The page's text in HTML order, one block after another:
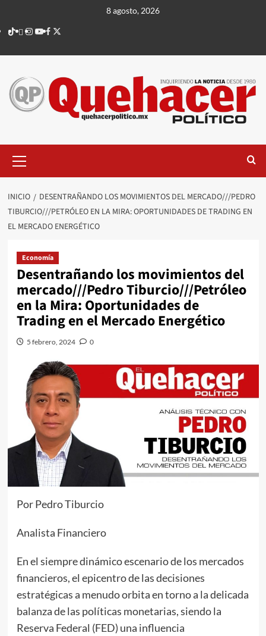
contenido
8 agosto, 2026
TikTok
threads
Instagram
Youtube
Facebook
X
principal
INICIO
DESENTRAÑANDO LOS MOVIMIENTOS DEL MERCADO///PEDRO
TIBURCIO///PETRÓLEO EN LA MIRA: OPORTUNIDADES DE TRADING EN
EL MERCADO ENERGÉTICO
Economía
Desentrañando los movimientos del
mercado///Pedro Tiburcio///Petróleo
en la Mira: Oportunidades de
Trading en el Mercado Energético
5 febrero, 2024 0
Por Pedro Tiburcio
Analista Financiero
En el siempre dinámico escenario de los mercados
financieros, el epicentro de las decisiones
estratégicas a menudo orbita en torno a la delicada
balanza de las políticas monetarias, siendo la
Reserva Federal (FED) una influencia